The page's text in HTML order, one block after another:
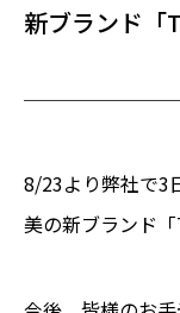
新ブランド
8/23より弊社で3
美の新ブランド